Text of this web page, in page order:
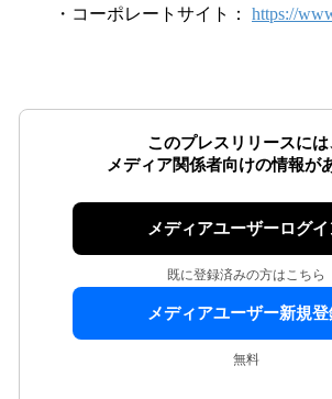
・コーポレートサイト： https://
このプレスリリースには
メディア関係者向けの情報が
メディアユーザーログイ
既に登録済みの方はこちら
メディアユーザー新規登
無料